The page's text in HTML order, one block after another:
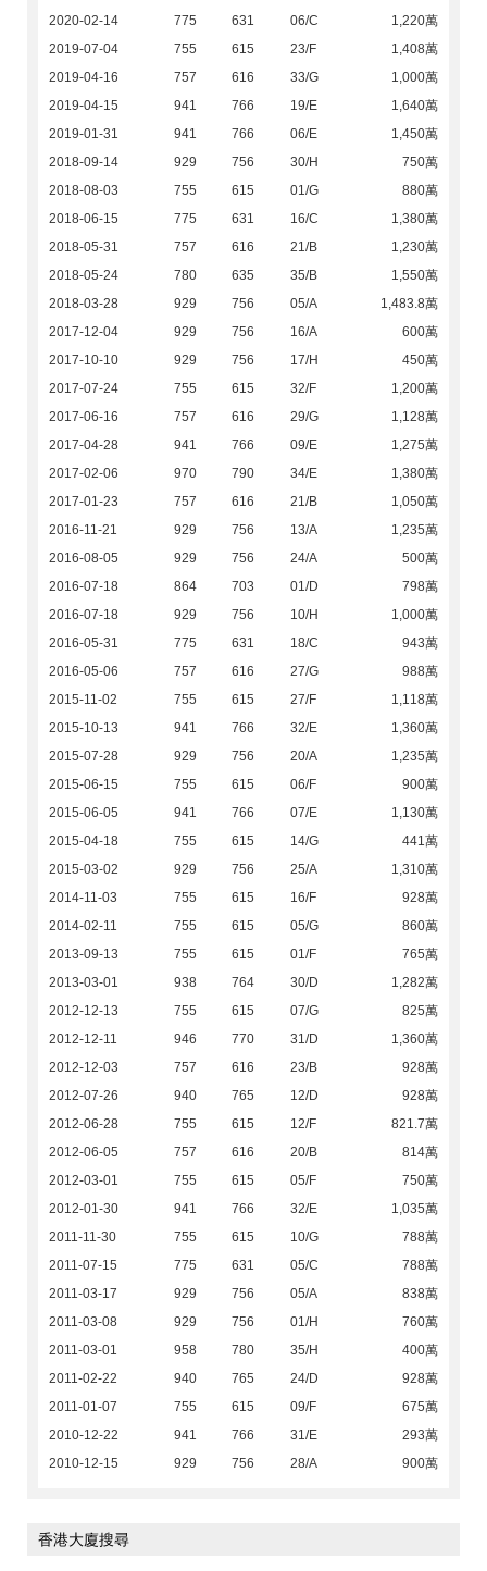
2020-02-14
775 631 06/C
1,220萬
2019-07-04
755 615 23/F
1,408萬
2019-04-16
757 616 33/G
1,000萬
2019-04-15
941 766 19/E
1,640萬
2019-01-31
941 766 06/E
1,450萬
2018-09-14
929 756 30/H
750萬
2018-08-03
755 615 01/G
880萬
2018-06-15
775 631 16/C
1,380萬
2018-05-31
757 616 21/B
1,230萬
2018-05-24
780 635 35/B
1,550萬
2018-03-28
929 756 05/A
1,483.8萬
2017-12-04
929 756 16/A
600萬
2017-10-10
929 756 17/H
450萬
2017-07-24
755 615 32/F
1,200萬
2017-06-16
757 616 29/G
1,128萬
2017-04-28
941 766 09/E
1,275萬
2017-02-06
970 790 34/E
1,380萬
2017-01-23
757 616 21/B
1,050萬
2016-11-21
929 756 13/A
1,235萬
2016-08-05
929 756 24/A
500萬
2016-07-18
864 703 01/D
798萬
2016-07-18
929 756 10/H
1,000萬
2016-05-31
775 631 18/C
943萬
2016-05-06
757 616 27/G
988萬
2015-11-02
755 615 27/F
1,118萬
2015-10-13
941 766 32/E
1,360萬
2015-07-28
929 756 20/A
1,235萬
2015-06-15
755 615 06/F
900萬
2015-06-05
941 766 07/E
1,130萬
2015-04-18
755 615 14/G
441萬
2015-03-02
929 756 25/A
1,310萬
2014-11-03
755 615 16/F
928萬
2014-02-11
755 615 05/G
860萬
2013-09-13
755 615 01/F
765萬
2013-03-01
938 764 30/D
1,282萬
2012-12-13
755 615 07/G
825萬
2012-12-11
946 770 31/D
1,360萬
2012-12-03
757 616 23/B
928萬
2012-07-26
940 765 12/D
928萬
2012-06-28
755 615 12/F
821.7萬
2012-06-05
757 616 20/B
814萬
2012-03-01
755 615 05/F
750萬
2012-01-30
941 766 32/E
1,035萬
2011-11-30
755 615 10/G
788萬
2011-07-15
775 631 05/C
788萬
2011-03-17
929 756 05/A
838萬
2011-03-08
929 756 01/H
760萬
2011-03-01
958 780 35/H
400萬
2011-02-22
940 765 24/D
928萬
2011-01-07
755 615 09/F
675萬
2010-12-22
941 766 31/E
293萬
2010-12-15
929 756 28/A 900萬
香港大廈搜尋